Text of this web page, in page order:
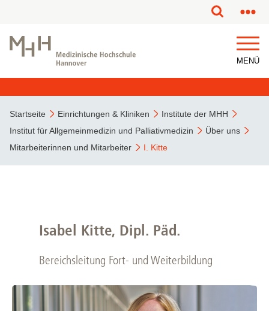
MENÜ
Startseite Einrichtungen & Kliniken
Institute der MHH
Institut für Allgemeinmedizin und Palliativmedizin
Über uns
Mitarbeiterinnen und Mitarbeiter
I. Kitte
Isabel Kitte, Dipl. Päd.
Bereichsleitung Fort- und Weiterbildung